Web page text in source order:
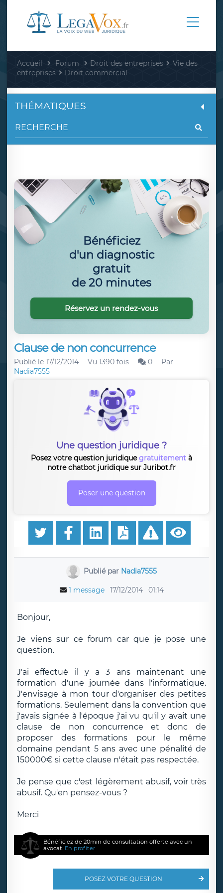
Accueil Forum Droit des entreprises
Vie des
entreprises
Droit commercial
Clause de non concurrence
Publié le 17/12/2014 Vu 1390 fois 0
Par
Nadia7555
Une question juridique ?
Posez votre question juridiquegratuitement à
notre chatbot juridique sur Juribot.fr
Poser une question
Publié par Nadia7555
1 message 17/12/2014 01:14
Bonjour,
Je viens sur ce forum car que je pose une
question.
J'ai effectué il y a 3 ans maintenant une
formation d'une journée dans l'informatique.
J'envisage à mon tour d'organiser des petites
formations. Seulement dans la convention que
j'avais signée à l'époque j'ai vu qu'il y avait une
clause de non concurrence et donc de
proposer des formations pour le même
domaine pendant 5 ans avec une pénalité de
150000€ si cette clause n'était pas respectée.
Je pense que c'est légèrement abusif, voir très
abusif. Qu'en pensez-vous ?
Merci
Bénéficiez de 20min de consultation offerte avec un
avocat. En profiter
POSEZ VOTRE QUESTION
THÉMATIQUES
Bénéficiez
d'un diagnostic
gratuit
de 20 minutes
Réservez un rendez-vous